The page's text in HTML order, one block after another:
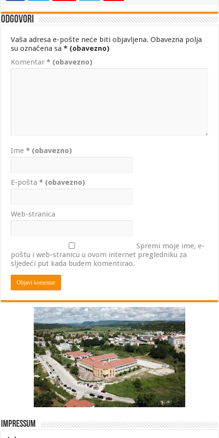
Odgovori
Vaša adresa e-pošte neće biti objavljena. Obavezna polja
su označena sa* (obavezno)
Komentar* (obavezno)
Ime* (obavezno)
E-pošta* (obavezno)
Web-stranica
Spremi moje ime, e-
poštu i web-stranicu u ovom internet pregledniku za
sljedeći put kada budem komentirao.
Impressum